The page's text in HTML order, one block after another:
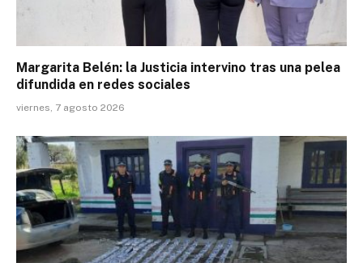
Margarita Belén: la Justicia intervino tras una pelea
difundida en redes sociales
viernes, 7 agosto 2026